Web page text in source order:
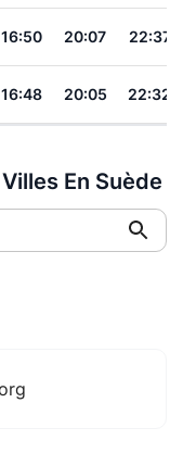
16:50 20:07 22:37
16:48 20:05 22:32
En Suède